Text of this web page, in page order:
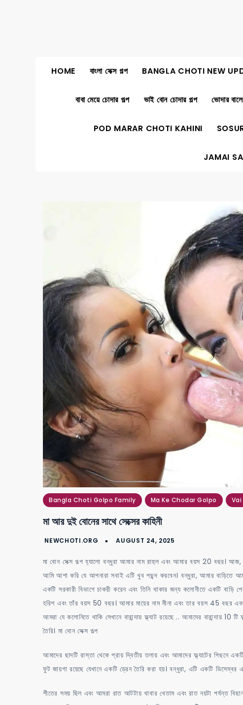
HOME বাংলা সেক্স গল্প BANGLA CHOTI NEW
বাবা মেয়ে চোদার গল্প ভাই বোন চোদার গল্প ভোদার
POD MARAR CHOTI KAHINI
JAMAI
Bangla Choti Golpo Family Ma Ke Chodar Golpo
মা আর দুই বোনের সাথে সেক্সের কাহিনী
মা বোন সেক্স গল্প হ্যালো বন্ধুরা আমার নাম রাহুল এবং আমার বয়স 20 বছর।
আমি আশা করি যে আপনারা সবাই এটি খুব পছন্দ করবেন। বন্ধুরা, আমার বাড়িতে
একটি সরকারী বিভাগে চাকরী করেন এবং তিনি থাকার জন্য কলোনীতে একটি বাড়ি
হরিশ এবং তাঁর বয়স 50 বছর। আমার মায়ের নাম মীনা এবং তার বয়স 45 বছর
আমরা যে কলোনিতে থাকি সেখানে বারান্দায় ফ্ল্যাট রয়েছে .. আমাদের বারান্দায় 10
তৈরি। মা বোন সেক্স গল্প
আমাদের ছাদটি রাস্তা থেকে প্রায় দ্বিতীয় তলায় এবং আমাদের ফ্ল্যাটের পিছনে
ফুট জায়গা রয়েছে যেখানে একটি ড্রেন তৈরি করা হয়। বন্ধুরা, এটি একটি ডিসেম্বর
শীতের সময় ছিল এবং আমরা রাত আটটায় খাবার খেতাম এবং রাত নয়টা পর্যন্ত